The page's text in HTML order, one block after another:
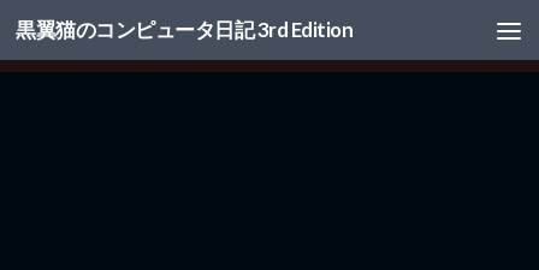
コンテンツへスキップ
黒翼猫のコンピュータ日記 3rd Edition